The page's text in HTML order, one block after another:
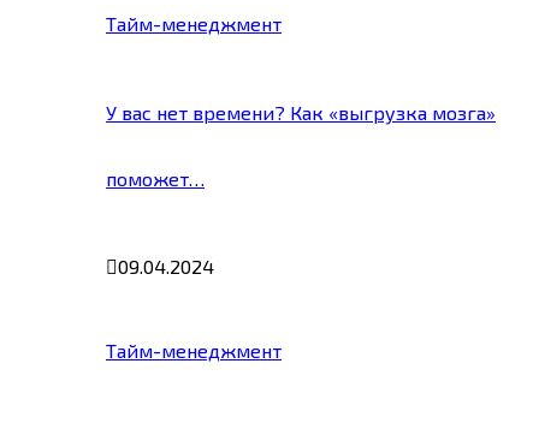
Тайм-менеджмент
У вас нет времени? Как «выгрузка мозга»
поможет…
09.04.2024
Тайм-менеджмент